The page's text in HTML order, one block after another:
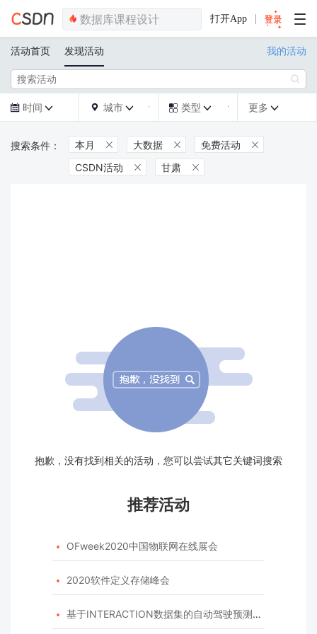
打开App
活动首页 发现活动 我的活动

 时间   城市   类型  更多 
本月  大数据  免费活动 
CSDN活动  甘肃 
抱歉，没有找到相关的活动，您可以尝试其它关键词搜索
推荐活动
 OFweek2020中国物联网在线展会
 2020软件定义存储峰会
 基于INTERACTION数据集的自动驾驶预测模型挑战赛